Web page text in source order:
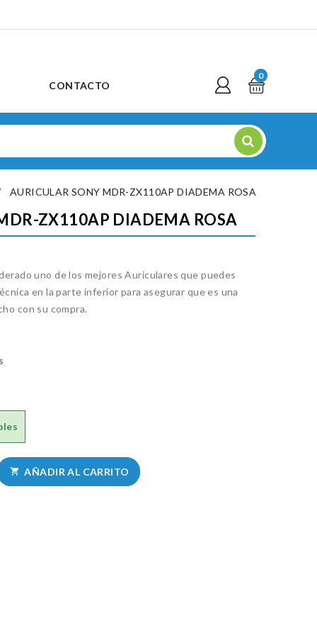
CONTACTO
0
AURICULAR SONY MDR-ZX110AP DIADEMA ROSA
ZX110AP DIADEMA ROSA
uno de los mejores Auriculares que puedes
en la parte inferior para asegurar que es una
con su compra.
 AÑADIR AL CARRITO